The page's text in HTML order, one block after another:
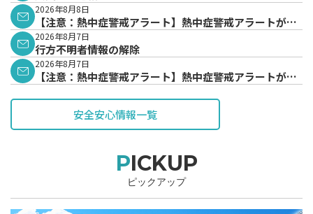
2026年8月8日
【注意：熱中症警戒アラート】熱中症警戒アラートが発
表されています。
2026年8月7日
行方不明者情報の解除
2026年8月7日
【注意：熱中症警戒アラート】熱中症警戒アラートが発
安全安心情報一覧
PICKUP
ピックアップ